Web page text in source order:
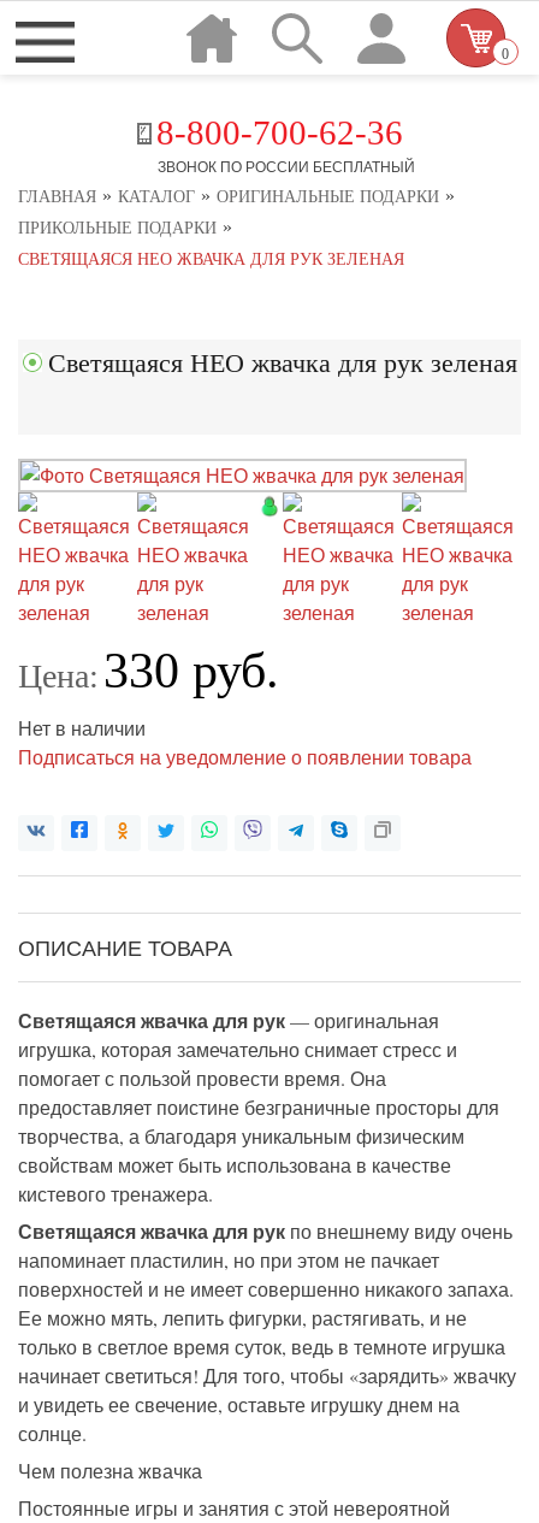
8-800-700-62-36
ЗВОНОК ПО РОССИИ БЕСПЛАТНЫЙ
0
ГЛАВНАЯ » КАТАЛОГ » ОРИГИНАЛЬНЫЕ ПОДАРКИ »
ПРИКОЛЬНЫЕ ПОДАРКИ »
СВЕТЯЩАЯСЯ НЕО ЖВАЧКА ДЛЯ РУК ЗЕЛЕНАЯ
Светящаяся НЕО жвачка для рук зеленая
Цена: 330 руб.
Нет в наличии
Подписаться на уведомление о появлении товара
ОПИСАНИЕ ТОВАРА
Светящаяся жвачка для рук—оригинальная
игрушка, которая замечательно снимает стресс и
помогает с пользой провести время. Она
предоставляет поистине безграничные просторы для
творчества, а благодаря уникальным физическим
свойствам может быть использована в качестве
кистевого тренажера.
Светящаяся жвачка для рук по внешнему виду очень
напоминает пластилин, но при этом не пачкает
поверхностей и не имеет совершенно никакого запаха.
Ее можно мять, лепить фигурки, растягивать, и не
только в светлое время суток, ведь в темноте игрушка
начинает светиться! Для того, чтобы «зарядить» жвачку
и увидеть ее свечение, оставьте игрушку днем на
солнце.
Чем полезна жвачка
Постоянные игры и занятия с этой невероятной